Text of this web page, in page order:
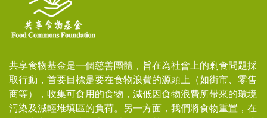
共享食物基金是一個慈善團體，旨在為社會上的剩食問題採
取行動，首要目標是要在食物浪費的源頭上（如街市、零售
商等），收集可食用的食物，減低因食物浪費所帶來的環境
污染及減輕堆填區的負荷。另一方面，我們將食物重置，在